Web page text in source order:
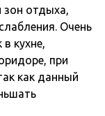
зон отдыха,
Очень
кухне,
при
как данный